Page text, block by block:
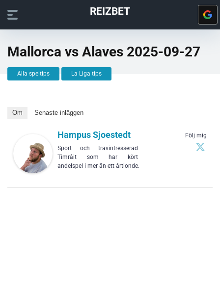
REIZBET
Mallorca vs Alaves 2025-09-27
Alla speltips La Liga tips
Om Senaste inläggen
Följ mig
Hampus Sjoestedt
Sport och travintresserad
Timråit som har kört
andelspel i mer än ett årtionde.